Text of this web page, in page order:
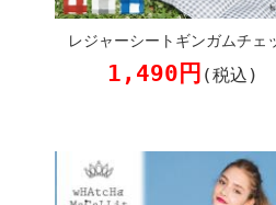
レジャーシートギンガムチェ
1,490円 (税込)